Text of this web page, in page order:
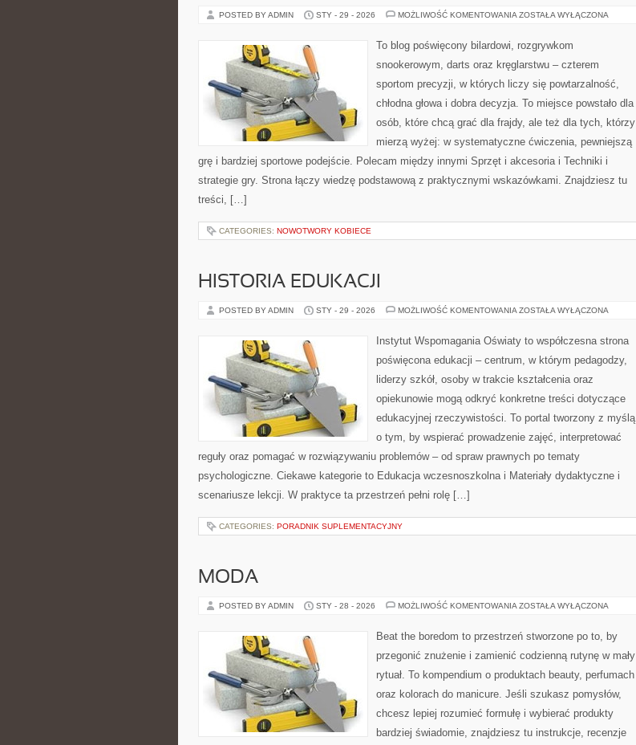
POSTED BY ADMIN STY - 29 - 2026 MOŻLIWOŚĆ KOMENTOWANIA TECHNIKI
ZOSTAŁA WYŁĄCZONA
To blog poświęcony bilardowi, rozgrywkom
snookerowym, darts oraz kręglarstwu – czterem
sportom precyzji, w których liczy się powtarzalność,
chłodna głowa i dobra decyzja. To miejsce powstało dla
osób, które chcą grać dla frajdy, ale też dla tych, którzy
mierzą wyżej: w systematyczne ćwiczenia, pewniejszą
grę i bardziej sportowe podejście. Polecam między innymi Sprzęt i akcesoria i Techniki i
strategie gry. Strona łączy wiedzę podstawową z praktycznymi wskazówkami. Znajdziesz tu
treści, […]
CATEGORIES: NOWOTWORY KOBIECE
HISTORIA EDUKACJI
POSTED BY ADMIN STY - 29 - 2026 MOŻLIWOŚĆ KOMENTOWANIA HISTORIA
ZOSTAŁA WYŁĄCZONA
Instytut Wspomagania Oświaty to współczesna strona
poświęcona edukacji – centrum, w którym pedagodzy,
liderzy szkół, osoby w trakcie kształcenia oraz
opiekunowie mogą odkryć konkretne treści dotyczące
edukacyjnej rzeczywistości. To portal tworzony z myślą
o tym, by wspierać prowadzenie zajęć, interpretować
reguły oraz pomagać w rozwiązywaniu problemów – od spraw prawnych po tematy
psychologiczne. Ciekawe kategorie to Edukacja wczesnoszkolna i Materiały dydaktyczne i
scenariusze lekcji. W praktyce ta przestrzeń pełni rolę […]
CATEGORIES: PORADNIK SUPLEMENTACYJNY
MODA
POSTED BY ADMIN STY - 28 - 2026 MOŻLIWOŚĆ KOMENTOWANIA MODA
ZOSTAŁA WYŁĄCZONA
Beat the boredom to przestrzeń stworzone po to, by
przegonić znużenie i zamienić codzienną rutynę w mały
rytuał. To kompendium o produktach beauty, perfumach
oraz kolorach do manicure. Jeśli szukasz pomysłów,
chcesz lepiej rozumieć formułę i wybierać produkty
bardziej świadomie, znajdziesz tu instrukcje, recenzje